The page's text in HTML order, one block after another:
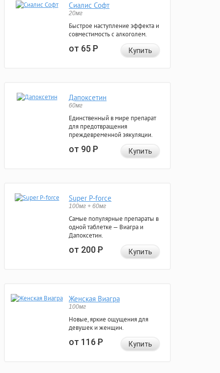
Сиалис Софт
20мг
Быстрое наступление эффекта и
совместимость с алкоголем.
от 65Р Купить
Дапоксетин
60мг
Единственный в мире препарат
для предотвращения
преждевременной эякуляции.
от 90Р Купить
Super P-force
100мг + 60мг
Самые популярные препараты в
одной таблетке — Виагра и
Дапоксетин.
от 200Р Купить
Женская Виагра
100мг
Новые, яркие ощущения для
девушек и женщин.
от 116Р Купить